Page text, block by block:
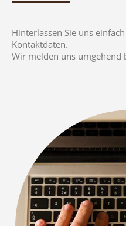
Hinterlassen Sie uns
Kontaktdaten.
Wir melden uns umgehend